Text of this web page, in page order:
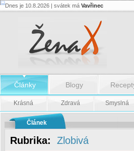
Mikuláš,
Čechách
-
Mikuláš,
Ježíšek
Čechách
nosí
dárky
Dnes je 10.8.2026 | svátek má Vavřinec
Články Blogy
Krásná Zdravá Smyslná
Článek
Rubrika: Zlobivá